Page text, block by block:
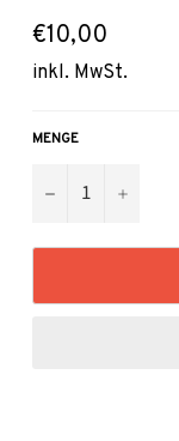
Normaler
Preis
€10,00
inkl. MwSt.
MENGE
− +